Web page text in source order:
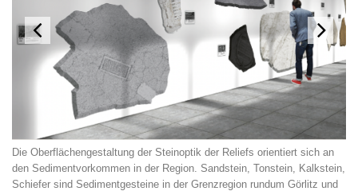
Die Oberflächengestaltung der Steinoptik der Reliefs orientiert sich an
den Sedimentvorkommen in der Region. Sandstein, Tonstein, Kalkstein,
Schiefer sind Sedimentgesteine in der Grenzregion rundum Görlitz und